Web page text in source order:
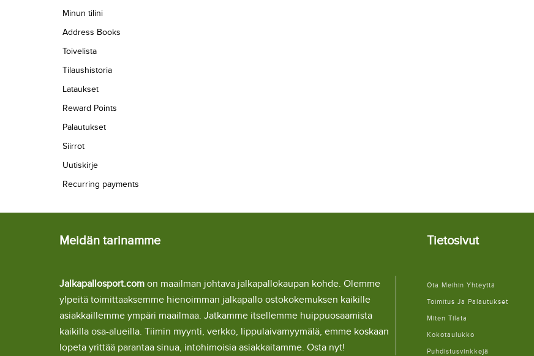
Minun tilini
Address Books
Toivelista
Tilaushistoria
Lataukset
Reward Points
Palautukset
Siirrot
Uutiskirje
Recurring payments
Meidän tarinamme
Jalkapallosport.com on maailman johtava jalkapallokaupan kohde. Olemme
ylpeitä toimittaaksemme hienoimman jalkapallo ostokokemuksen kaikille
asiakkaillemme ympäri maailmaa. Jatkamme itsellemme huippuosaamista
kaikilla osa-alueilla. Tiimin myynti, verkko, lippulaivamyymälä, emme koskaan
lopeta yrittää parantaa sinua, intohimoisia asiakkaitamme. Osta nyt!
Tietosivut
Ota Meihin Yhteyttä
Toimitus Ja Palautukset
Miten Tilata
Kokotaulukko
Puhdistusvinkkejä